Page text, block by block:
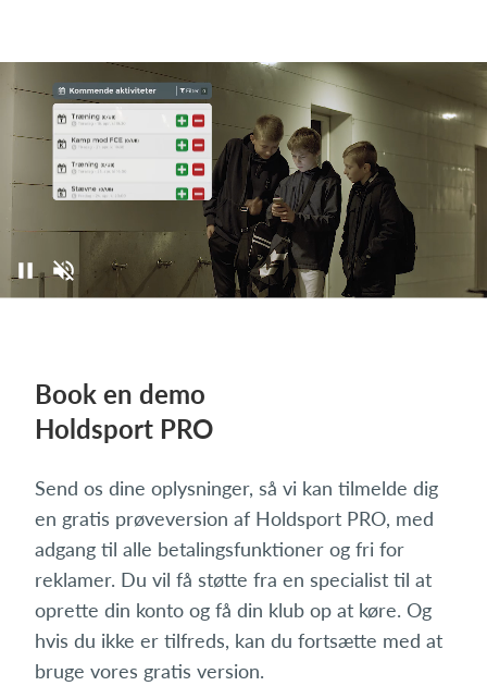
Book en demo
Holdsport PRO
Send os dine oplysninger, så vi kan tilmelde dig
en gratis prøveversion af Holdsport PRO, med
adgang til alle betalingsfunktioner og fri for
reklamer. Du vil få støtte fra en specialist til at
oprette din konto og få din klub op at køre. Og
hvis du ikke er tilfreds, kan du fortsætte med at
bruge vores gratis version.